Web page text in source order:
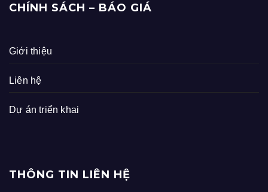
CHÍNH SÁCH – BÁO GIÁ
Giới thiệu
Liên hệ
Dự án triển khai
THÔNG TIN LIÊN HỆ